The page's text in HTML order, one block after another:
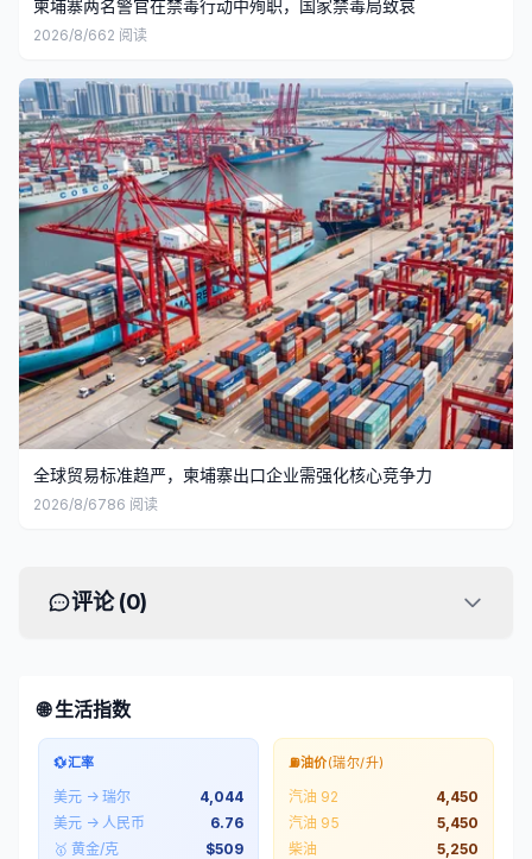
柬埔寨两名警官在禁毒行动中殉职，国家禁毒局致哀
2026/8/662 阅读
全球贸易标准趋严，柬埔寨出口企业需强化核心竞争力
2026/8/6786 阅读
评论 (0)
🌐 生活指数
💱汇率
美元 → 瑞尔
4,044
美元 → 人民币
6.76
🥇 黄金/克
$509
⛽油价(瑞尔/升)
汽油 92
4,450
汽油 95
5,450
柴油
5,250